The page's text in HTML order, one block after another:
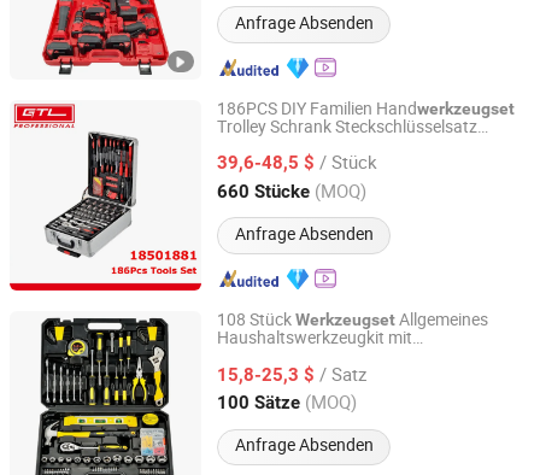
Anfrage Absenden
186PCS DIY Familien Handwerkzeugset
Trolley Schrank Steckschlüsselsatz
Aluminiumgehäuse/ Werkzeugkiste
(18501881)
39,6-48,5 $ / Stück
660 Stücke (MOQ)
Anfrage Absenden
CHINA GTL TOOLS GROUP LTD.
Zhejiang, China Seit 2019
108 StückWerkzeugsetAllgemeines
Haushaltswerkzeugkit mit
Aufbewahrungstasche
15,8-25,3 $ / Satz
100 Sätze (MOQ)
Anfrage Absenden
Sichuan Tools Corp., Ltd.
Sichuan, China Seit 2021